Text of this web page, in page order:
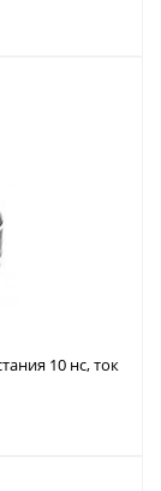
10 нс, ток